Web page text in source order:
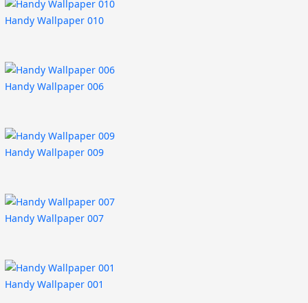
Handy Wallpaper 010
Handy Wallpaper 006
Handy Wallpaper 009
Handy Wallpaper 007
Handy Wallpaper 001